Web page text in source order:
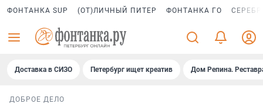
ФОНТАНКА SUP (ОТ)ЛИЧНЫЙ ПИТЕР ФОНТАНКА ГО
Доставка в СИЗО Петербург ищет креатив Дом Репина.
ДОБРОЕ ДЕЛО